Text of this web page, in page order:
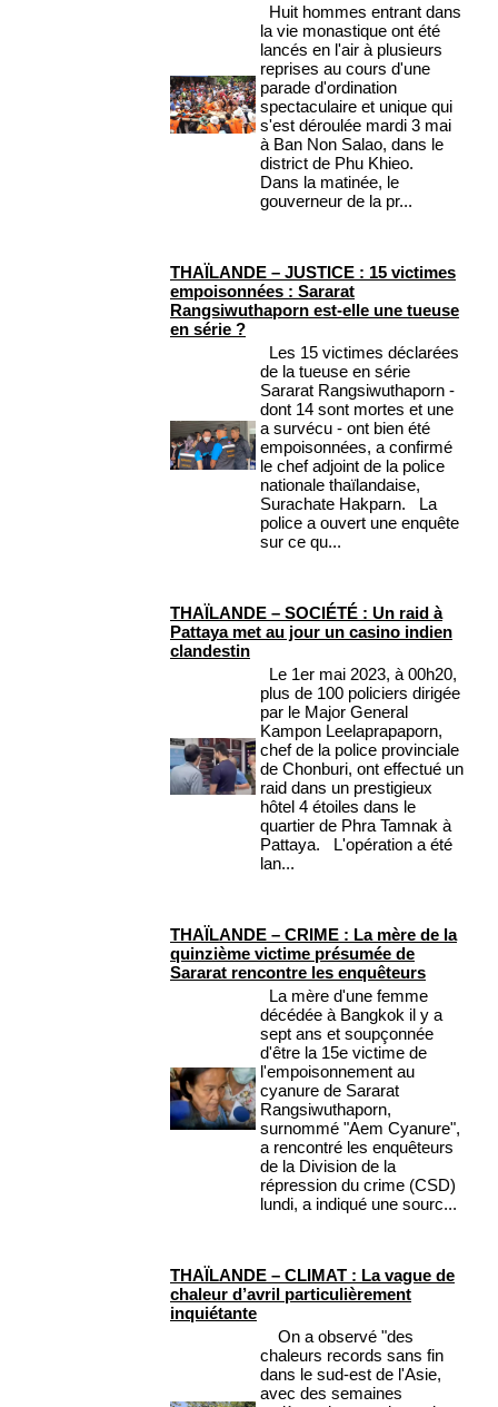
Huit hommes entrant dans
la vie monastique ont été
lancés en l'air à plusieurs
reprises au cours d'une
parade d'ordination
spectaculaire et unique qui
s'est déroulée mardi 3 mai
à Ban Non Salao, dans le
district de Phu Khieo.
Dans la matinée, le
gouverneur de la pr...
THAÏLANDE – JUSTICE : 15 victimes
empoisonnées : Sararat
Rangsiwuthaporn est-elle une tueuse
en série ?
Les 15 victimes déclarées
de la tueuse en série
Sararat Rangsiwuthaporn -
dont 14 sont mortes et une
a survécu - ont bien été
empoisonnées, a confirmé
le chef adjoint de la police
nationale thaïlandaise,
Surachate Hakparn. La
police a ouvert une enquête
sur ce qu...
THAÏLANDE – SOCIÉTÉ : Un raid à
Pattaya met au jour un casino indien
clandestin
Le 1er mai 2023, à 00h20,
plus de 100 policiers dirigée
par le Major General
Kampon Leelaprapaporn,
chef de la police provinciale
de Chonburi, ont effectué un
raid dans un prestigieux
hôtel 4 étoiles dans le
quartier de Phra Tamnak à
Pattaya. L'opération a été
lan...
THAÏLANDE – CRIME : La mère de la
quinzième victime présumée de
Sararat rencontre les enquêteurs
La mère d'une femme
décédée à Bangkok il y a
sept ans et soupçonnée
d'être la 15e victime de
l'empoisonnement au
cyanure de Sararat
Rangsiwuthaporn,
surnommé "Aem Cyanure",
a rencontré les enquêteurs
de la Division de la
répression du crime (CSD)
lundi, a indiqué une sourc...
THAÏLANDE – CLIMAT : La vague de
chaleur d’avril particulièrement
inquiétante
On a observé "des
chaleurs records sans fin
dans le sud-est de l'Asie,
avec des semaines